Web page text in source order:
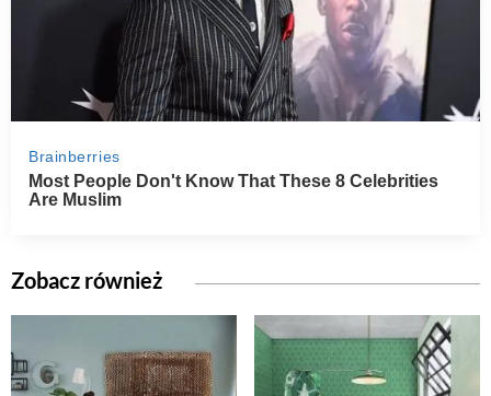
Zobacz również